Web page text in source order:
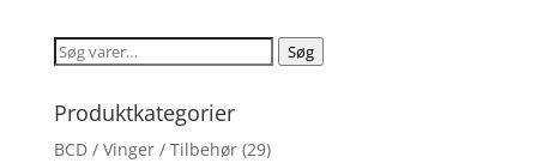
Søg
Søg
Produktkategorier
BCD / Vinger / Tilbehør (29)